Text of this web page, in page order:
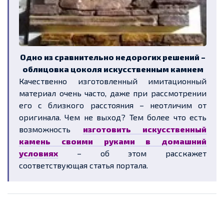
Одно из сравнительно недорогих решений –
облицовка цоколя искусственным камнем
Качественно изготовленный имитационный
материал очень часто, даже при рассмотрении
его с близкого расстояния – неотличим от
оригинала. Чем не выход? Тем более что есть
возможность изготовить искусственный
камень своими руками в домашний
условиях – об этом расскажет
соответствующая статья портала.